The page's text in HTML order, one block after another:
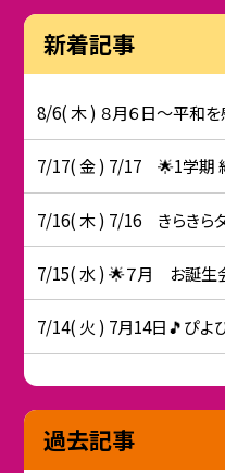
新着記事
8/6( 木 ) ８月６日～平和
7/17( 金 ) 7/17 🌟1学期
7/16( 木 ) 7/16 きらきらタ
7/15( 水 ) 🌟７月 お誕生
7/14( 火 ) 7月14日🎵ぴよ
過去記事